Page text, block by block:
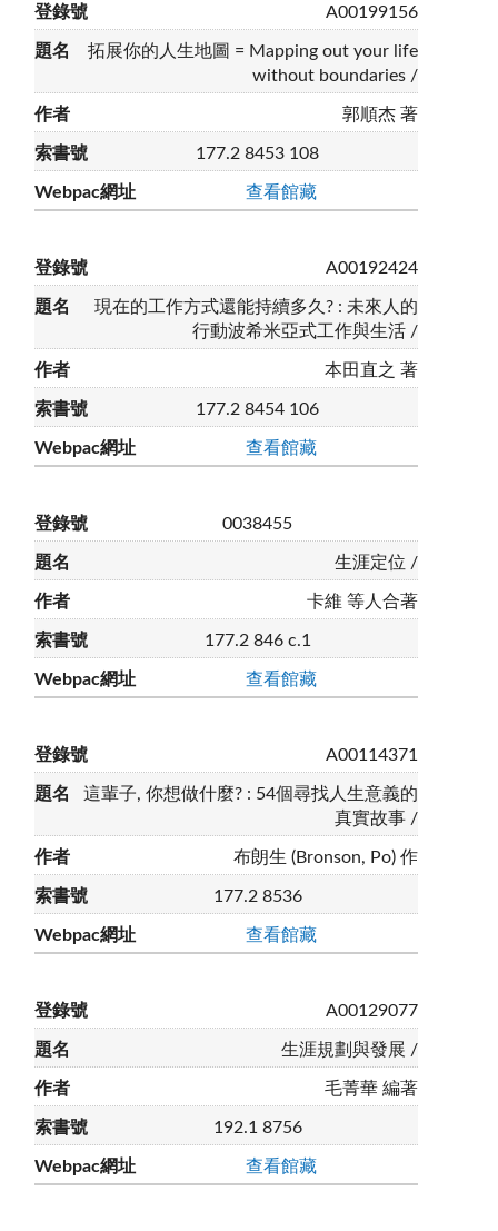
A00199156
拓展你的人生地圖 = Mapping out your life
without boundaries /
郭順杰 著
177.2 8453 108
查看館藏
A00192424
現在的工作方式還能持續多久? : 未來人的
行動波希米亞式工作與生活 /
本田直之 著
177.2 8454 106
查看館藏
0038455
生涯定位 /
卡維 等人合著
177.2 846 c.1
查看館藏
A00114371
這輩子, 你想做什麼? : 54個尋找人生意義的
真實故事 /
布朗生 (Bronson, Po) 作
177.2 8536
查看館藏
A00129077
生涯規劃與發展 /
毛菁華 編著
192.1 8756
查看館藏